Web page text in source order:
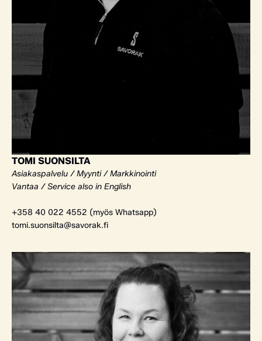
TOMI SUONSILTA
Asiakaspalvelu / Myynti / Markkinointi
Vantaa / Service also in English
+358 40 022 4552 (myös Whatsapp)
tomi.suonsilta@savorak.fi